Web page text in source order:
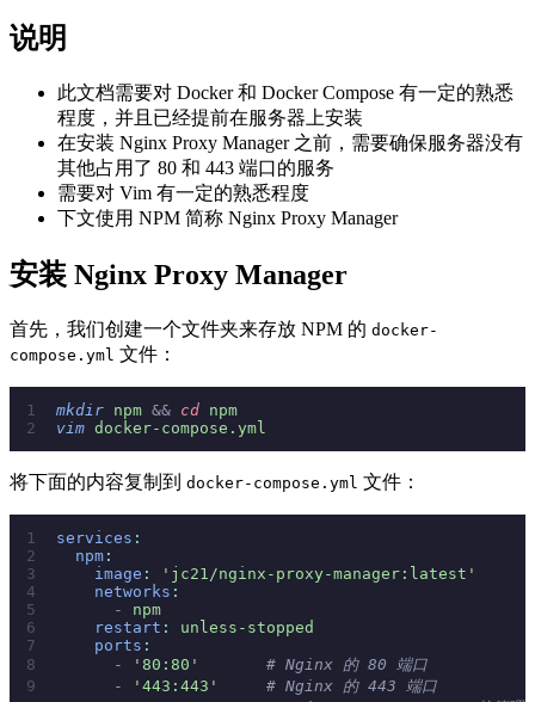
说明
此文档需要对 Docker 和 Docker Compose 有一定的熟悉
程度，并且已经提前在服务器上安装
在安装 Nginx Proxy Manager 之前，需要确保服务器没有
其他占用了 80 和 443 端口的服务
需要对 Vim 有一定的熟悉程度
下文使用 NPM 简称 Nginx Proxy Manager
安装 Nginx Proxy Manager
首先，我们创建一个文件夹来存放 NPM 的 docker-
compose.yml 文件：
mkdir npm && cd npm
vim docker-compose.yml
将下面的内容复制到 docker-compose.yml 文件：
services :
  npm
:
    image
:
'jc21/nginx-proxy-manager:latest'
    networks
:
      -
npm
    restart
:
unless-stopped
    ports
:
      -
'80:80'
       # Nginx 的 80 端口
      -
'443:443'
     # Nginx 的 443 端口